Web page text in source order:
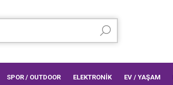
SPOR / OUTDOOR ELEKTRONİK EV / YAŞAM